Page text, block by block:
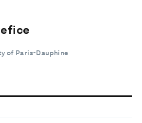
of Paris-Dauphine